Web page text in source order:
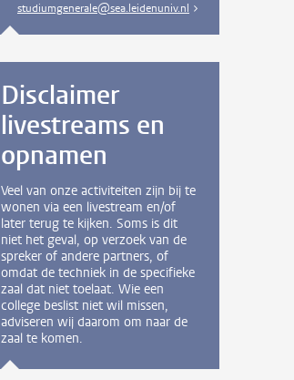
studiumgenerale@sea.leidenuniv.nl
Disclaimer
livestreams en
opnamen
Veel van onze activiteiten zijn bij te
wonen via een livestream en/of
later terug te kijken. Soms is dit
niet het geval, op verzoek van de
spreker of andere partners, of
omdat de techniek in de specifieke
zaal dat niet toelaat. Wie een
college beslist niet wil missen,
adviseren wij daarom om naar de
zaal te komen.